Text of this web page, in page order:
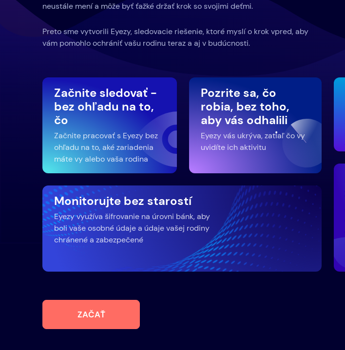
neustále mení a môže byť ťažké držať krok so svojimi deťmi.
Preto sme vytvorili Eyezy, sledovacie riešenie, ktoré myslí o krok vpred, aby
vám pomohlo ochrániť vašu rodinu teraz a aj v budúcnosti.
Začnite sledovať -
bez ohľadu na to,
čo
Začnite pracovať s Eyezy bez
ohľadu na to, aké zariadenia
máte vy alebo vaša rodina
Pozrite sa, čo
robia, bez toho,
aby vás odhalili
Eyezy vás ukrýva, zatiaľ čo vy
uvidíte ich aktivitu
Monitorujte bez starostí
Eyezy využíva šifrovanie na úrovni bánk, aby
boli vaše osobné údaje a údaje vašej rodiny
chránené a zabezpečené
ZAČAŤ